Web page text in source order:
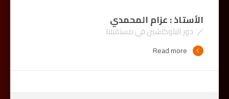
الأستاذ : عزام المحمدي
دور البلوكتشين في مستقبلنا
Read more